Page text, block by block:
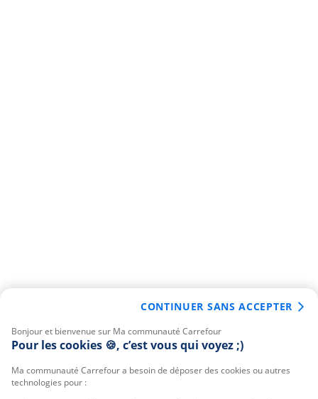
Bonjour et bienvenue sur Ma communauté Carrefour
Pour les cookies 🍪, c’est vous qui voyez ;)
Ma communauté Carrefour a besoin de déposer des cookies ou autres
technologies pour :
CONTINUER SANS ACCEPTER